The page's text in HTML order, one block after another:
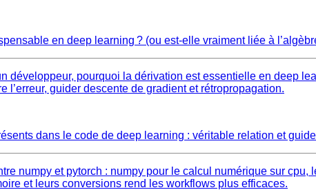
en deep learning ? (ou est‑elle vraiment liée à
développeur, pourquoi la dérivation est essentielle en deep
l’erreur, guider descente de gradient et rétropropagation.
dans le code de deep learning : véritable relation et
numpy et pytorch : numpy pour le calcul numérique sur
et leurs conversions rend les workflows plus efficaces.